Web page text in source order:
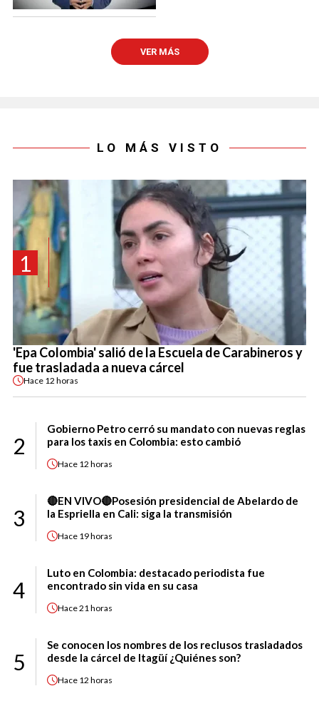
VER MÁS
LO MÁS VISTO
1
'Epa Colombia' salió de la Escuela de Carabineros y
fue trasladada a nueva cárcel
Hace 12 horas
2
Gobierno Petro cerró su mandato con nuevas reglas
para los taxis en Colombia: esto cambió
Hace 12 horas
3
🔴EN VIVO🔴Posesión presidencial de Abelardo de
la Espriella en Cali: siga la transmisión
Hace 19 horas
4
Luto en Colombia: destacado periodista fue
encontrado sin vida en su casa
Hace21 horas
5
Se conocen los nombres de los reclusos trasladados
desde la cárcel de Itagüí ¿Quiénes son?
Hace 12 horas